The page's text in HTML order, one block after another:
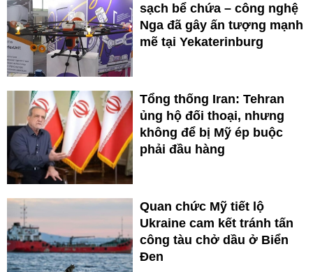
sạch bể chứa – công nghệ
Nga đã gây ấn tượng mạnh
mẽ tại Yekaterinburg
Tổng thống Iran: Tehran
ủng hộ đối thoại, nhưng
không để bị Mỹ ép buộc
phải đầu hàng
Quan chức Mỹ tiết lộ
Ukraine cam kết tránh tấn
công tàu chở dầu ở Biển
Đen